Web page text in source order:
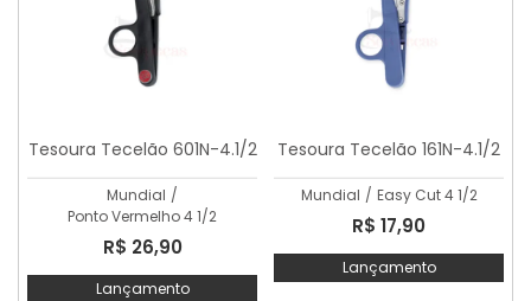
Tesoura Tecelão 601N-4.1/2
Mundial /
Ponto Vermelho 4 1/2
R$ 26,90
Lançamento
Tesoura Tecelão 161N-4.1/2
Mundial / Easy Cut 4 1/2
R$ 17,90
Lançamento